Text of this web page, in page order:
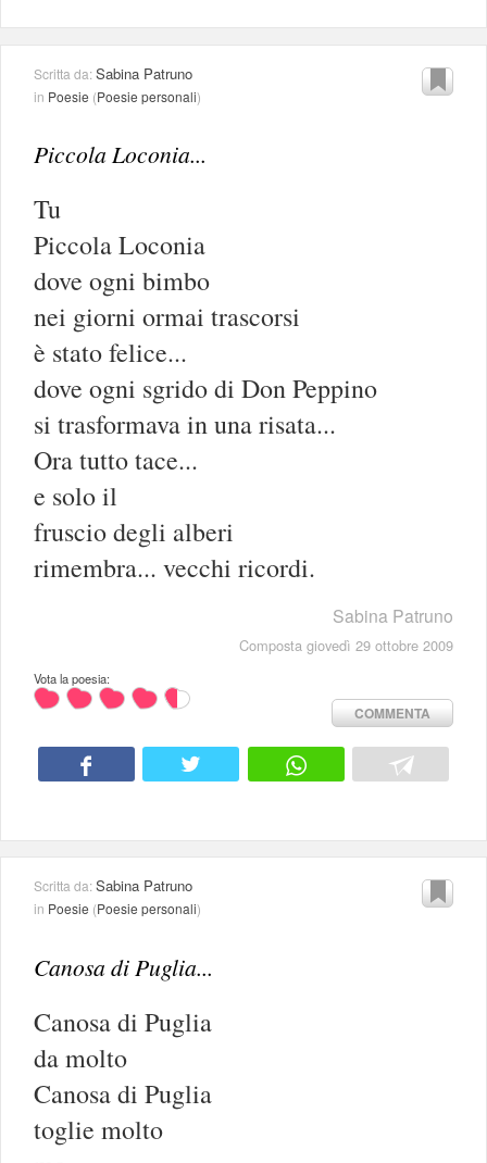
Scritta da:Sabina Patruno
in Poesie (Poesie personali)
Piccola Loconia...
Tu
Piccola Loconia
dove ogni bimbo
nei giorni ormai trascorsi
è stato felice...
dove ogni sgrido di Don Peppino
si trasformava in una risata...
Ora tutto tace...
e solo il
fruscio degli alberi
rimembra... vecchi ricordi.
Sabina Patruno
Composta giovedì 29 ottobre 2009
Vota la poesia:
COMMENTA
Scritta da:Sabina Patruno
in Poesie (Poesie personali)
Canosa di Puglia...
Canosa di Puglia
da molto
Canosa di Puglia
toglie molto